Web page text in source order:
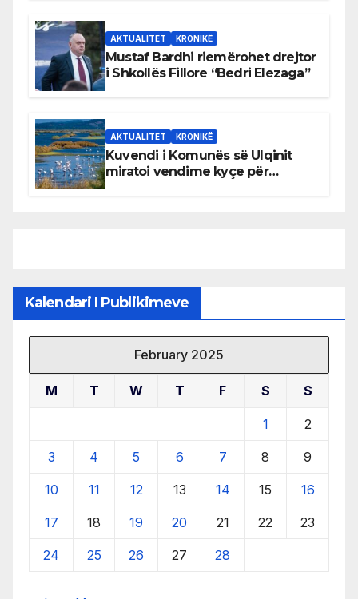
AKTUALITET KRONIKË
Mustaf Bardhi riemërohet drejtor
i Shkollës Fillore “Bedri Elezaga”
AKTUALITET KRONIKË
Kuvendi i Komunës së Ulqinit
miratoi vendime kyçe për
Kalendari I Publikimeve
February 2025
M T W T F S S
1 2
3 4 5 6 7 8 9
10 11 12 13 14 15 16
17 18 19 20 21 22 23
24 25 26 27 28